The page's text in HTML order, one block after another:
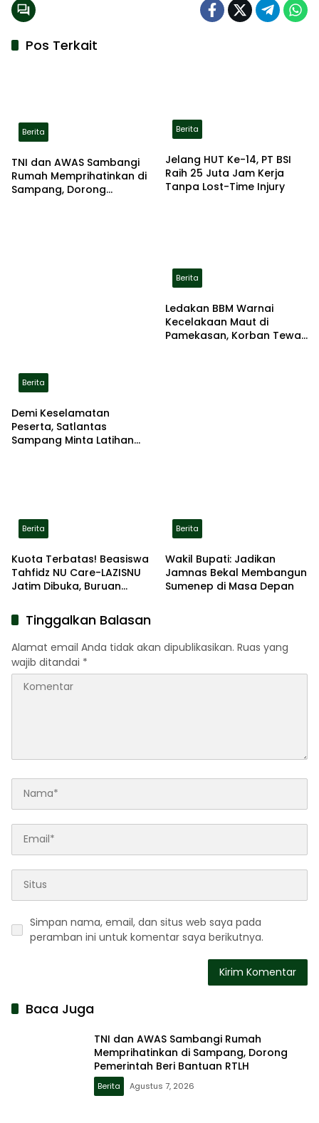
Pos Terkait
Berita
TNI dan AWAS Sambangi
Rumah Memprihatinkan di
Sampang, Dorong
Berita
Jelang HUT Ke-14, PT BSI
Raih 25 Juta Jam Kerja
Tanpa Lost-Time Injury
Berita
Demi Keselamatan
Peserta, Satlantas
Sampang Minta Latihan
Berita
Ledakan BBM Warnai
Kecelakaan Maut di
Pamekasan, Korban Tewas
Berita
Kuota Terbatas! Beasiswa
Tahfidz NU Care-LAZISNU
Jatim Dibuka, Buruan
Berita
Wakil Bupati: Jadikan
Jamnas Bekal Membangun
Sumenep di Masa Depan
Tinggalkan Balasan
Alamat email Anda tidak akan dipublikasikan. Ruas yang
wajib ditandai *
Simpan nama, email, dan situs web saya pada
peramban ini untuk komentar saya berikutnya.
Baca Juga
TNI dan AWAS Sambangi Rumah
Memprihatinkan di Sampang, Dorong
Pemerintah Beri Bantuan RTLH
Berita Agustus 7, 2026